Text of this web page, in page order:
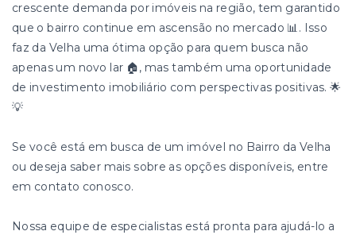
crescente demanda por imóveis na região, tem garantido
que o bairro continue em ascensão no mercado 📊. Isso
faz da Velha uma ótima opção para quem busca não
apenas um novo lar 🏠, mas também uma oportunidade
de investimento imobiliário com perspectivas positivas. 🌟
💡
Se você está em busca de um imóvel no Bairro da Velha
ou deseja saber mais sobre as opções disponíveis, entre
em contato conosco.
Nossa equipe de especialistas está pronta para ajudá-lo a